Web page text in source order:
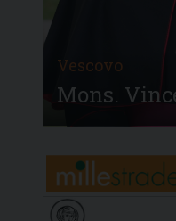
Vescovo
Mons.